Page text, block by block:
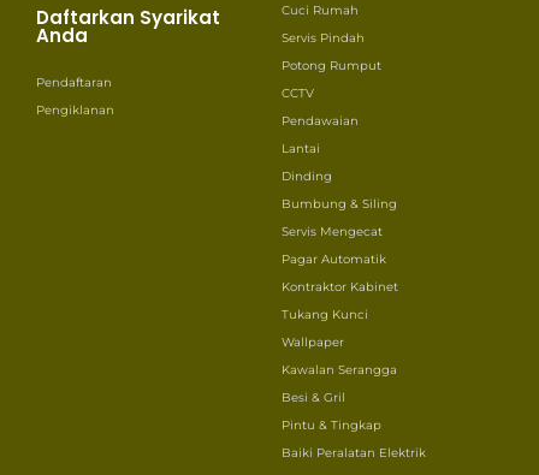
Daftarkan Syarikat
Anda
Pendaftaran
Pengiklanan
Cuci Rumah
Servis Pindah
Potong Rumput
CCTV
Pendawaian
Lantai
Dinding
Bumbung & Siling
Servis Mengecat
Pagar Automatik
Kontraktor Kabinet
Tukang Kunci
Wallpaper
Kawalan Serangga
Besi & Gril
Pintu & Tingkap
Baiki Peralatan Elektrik